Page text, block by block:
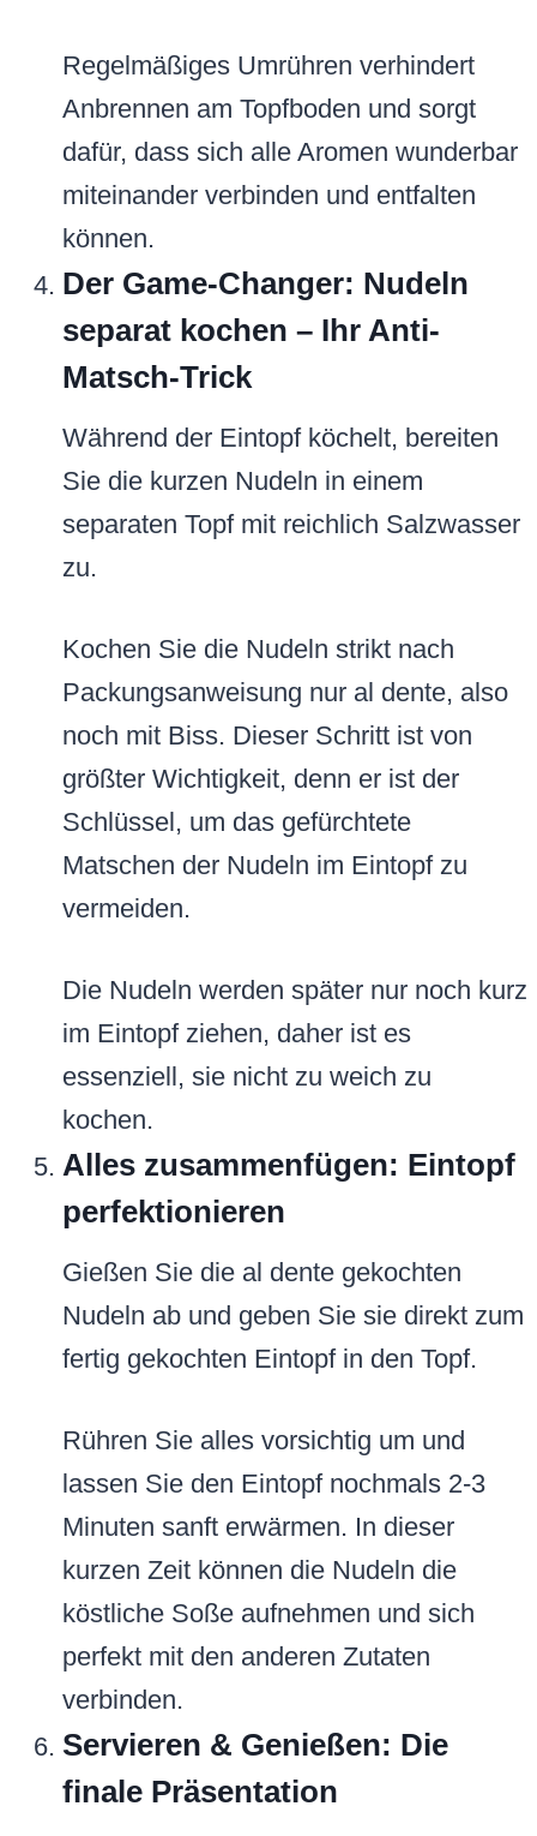
Regelmäßiges Umrühren verhindert
Anbrennen am Topfboden und sorgt
dafür, dass sich alle Aromen wunderbar
miteinander verbinden und entfalten
können.
Der Game-Changer: Nudeln
separat kochen – Ihr Anti-
Matsch-Trick
Während der Eintopf köchelt, bereiten
Sie die kurzen Nudeln in einem
separaten Topf mit reichlich Salzwasser
zu.
Kochen Sie die Nudeln strikt nach
Packungsanweisung nur al dente, also
noch mit Biss. Dieser Schritt ist von
größter Wichtigkeit, denn er ist der
Schlüssel, um das gefürchtete
Matschen der Nudeln im Eintopf zu
vermeiden.
Die Nudeln werden später nur noch kurz
im Eintopf ziehen, daher ist es
essenziell, sie nicht zu weich zu
kochen.
Alles zusammenfügen: Eintopf
perfektionieren
Gießen Sie die al dente gekochten
Nudeln ab und geben Sie sie direkt zum
fertig gekochten Eintopf in den Topf.
Rühren Sie alles vorsichtig um und
lassen Sie den Eintopf nochmals 2-3
Minuten sanft erwärmen. In dieser
kurzen Zeit können die Nudeln die
köstliche Soße aufnehmen und sich
perfekt mit den anderen Zutaten
verbinden.
Servieren & Genießen: Die
finale Präsentation